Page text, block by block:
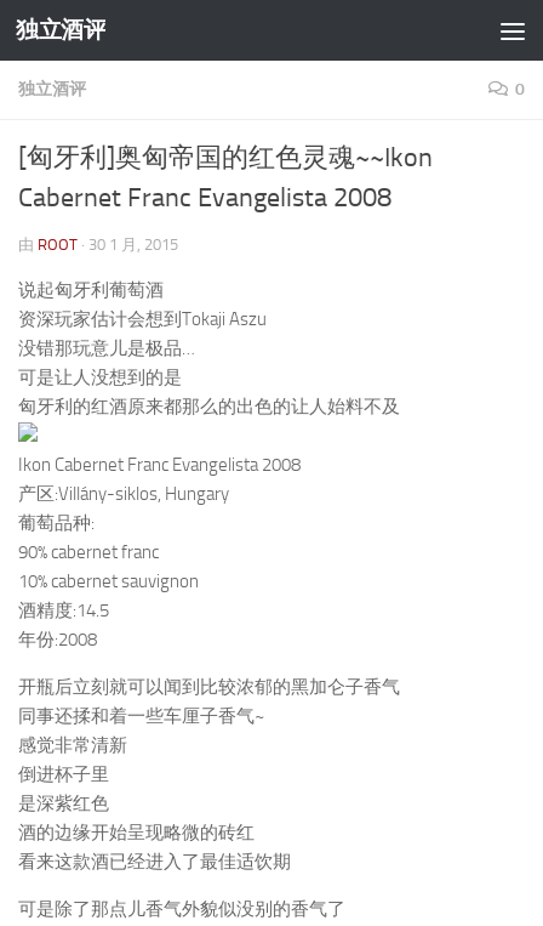
跳至内容
独立酒评
独立酒评 0
[匈牙利]奥匈帝国的红色灵魂~~Ikon
Cabernet Franc Evangelista 2008
由 ROOT · 30 1 月, 2015
说起匈牙利葡萄酒
资深玩家估计会想到Tokaji Aszu
没错那玩意儿是极品…
可是让人没想到的是
匈牙利的红酒原来都那么的出色的让人始料不及
Ikon Cabernet Franc Evangelista 2008
产区:Villány-siklos, Hungary
葡萄品种:
90% cabernet franc
10% cabernet sauvignon
酒精度:14.5
年份:2008
开瓶后立刻就可以闻到比较浓郁的黑加仑子香气
同事还揉和着一些车厘子香气~
感觉非常清新
倒进杯子里
是深紫红色
酒的边缘开始呈现略微的砖红
看来这款酒已经进入了最佳适饮期
可是除了那点儿香气外貌似没别的香气了